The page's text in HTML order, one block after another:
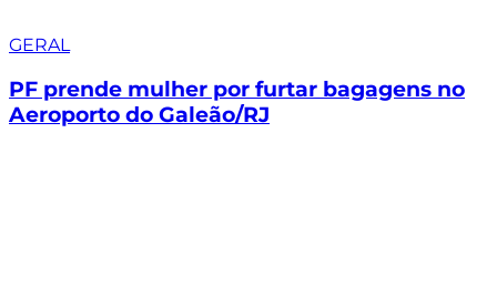
GERAL
PF prende mulher por furtar bagagens no
Aeroporto do Galeão/RJ